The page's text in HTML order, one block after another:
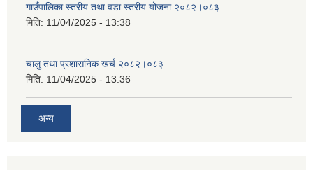
गाउँपालिका स्तरीय तथा वडा स्तरीय योजना २०८२।०८३
मिति: 11/04/2025 - 13:38
चालु तथा प्रशासनिक खर्च २०८२।०८३
मिति: 11/04/2025 - 13:36
अन्य